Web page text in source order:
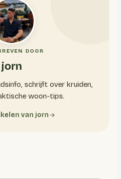
DOOR
jorn
schrijft over kruiden,
woon-tips.
van jorn